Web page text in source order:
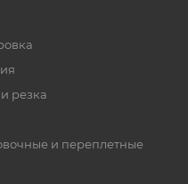
резка
и переплетные